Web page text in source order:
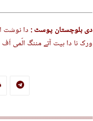
دی بلوچستان پوسٹ :دا نوشت
ورک نا دا ہیت آتے مننگ الّمی اَف